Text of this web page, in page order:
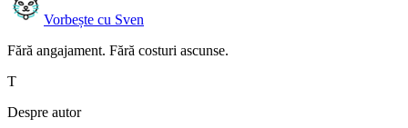
Vorbește cu Sven
Fără angajament. Fără costuri ascunse.
T
Despre autor